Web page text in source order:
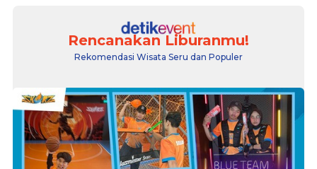
Rencanakan Liburanmu!
Rekomendasi Wisata Seru dan Populer